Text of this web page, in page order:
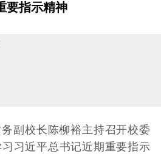
要指示精神
副校长陈柳裕主持召开校委
习近平总书记近期重要指示